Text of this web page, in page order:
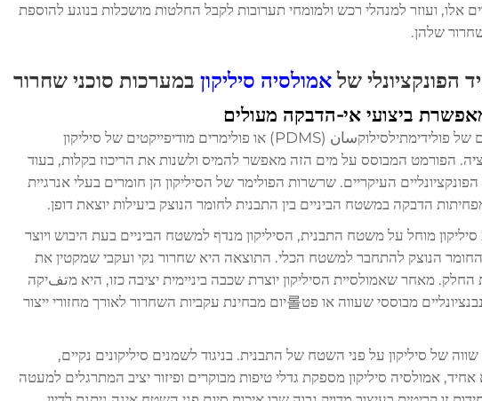
אלו, ועוזר למנהלי רכש ולמומחי תערובות לקבל החלטות מושכלות בנוגע להוספת
שלהן.
הפונקציונלי שלאמולסיה סיליקון במערכות סוכני שחרור
ביצועי אי-הדבקה מעולים
אמולסיית סיליקון מורכבת מפולימרים של פולידימתילסילוקسان (PDMS) או פולימרים מודיפייקטים של סיליקון
הפורמט המבוסס על מים הזה מאפשר להמיס ולשנות את הריכוז בקלות, בעוד
העיקריים. שרשרות הפולימר של הסיליקון הן חומרים בעלי אנרגיית
הדבקה במשטח הביניים בין התבנית לחומר הנוצק ביעילות יוצאת דופן.
מוחל על משטח התבנית, הסיליקון מנדף למשטח הביניים בעת היבוש ויוצר
הנוצק להתחבר למשטח הכלי. התוצאה היא שחרור נקי ועקבי שמקטין את
מאחר שאמולסיית הסיליקון יוצרת שכבה ביניימית יציבה כזו, היא מتفיקה
במידה משמעותית בסוכני שחרור קונבנציונליים מבוססי שעווה או פט롤יום מבחינת עקביות השחרור לאורך מחזורי ייצור
של סיליקון על פני השטח של התבנית. בניגוד לשמנים סיליקונים נקיים,
אמולסיה סיליקון מספקת גדלי טיפות מבוקרים ופיזור יציב המתרגלים למעטה